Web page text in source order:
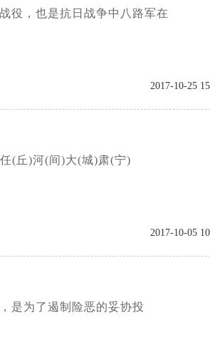
役，也是抗日战争中八路军在
2017-10-25
(丘)河(间)大(城)肃(宁)
2017-10-05
是为了遏制险恶的妥协投